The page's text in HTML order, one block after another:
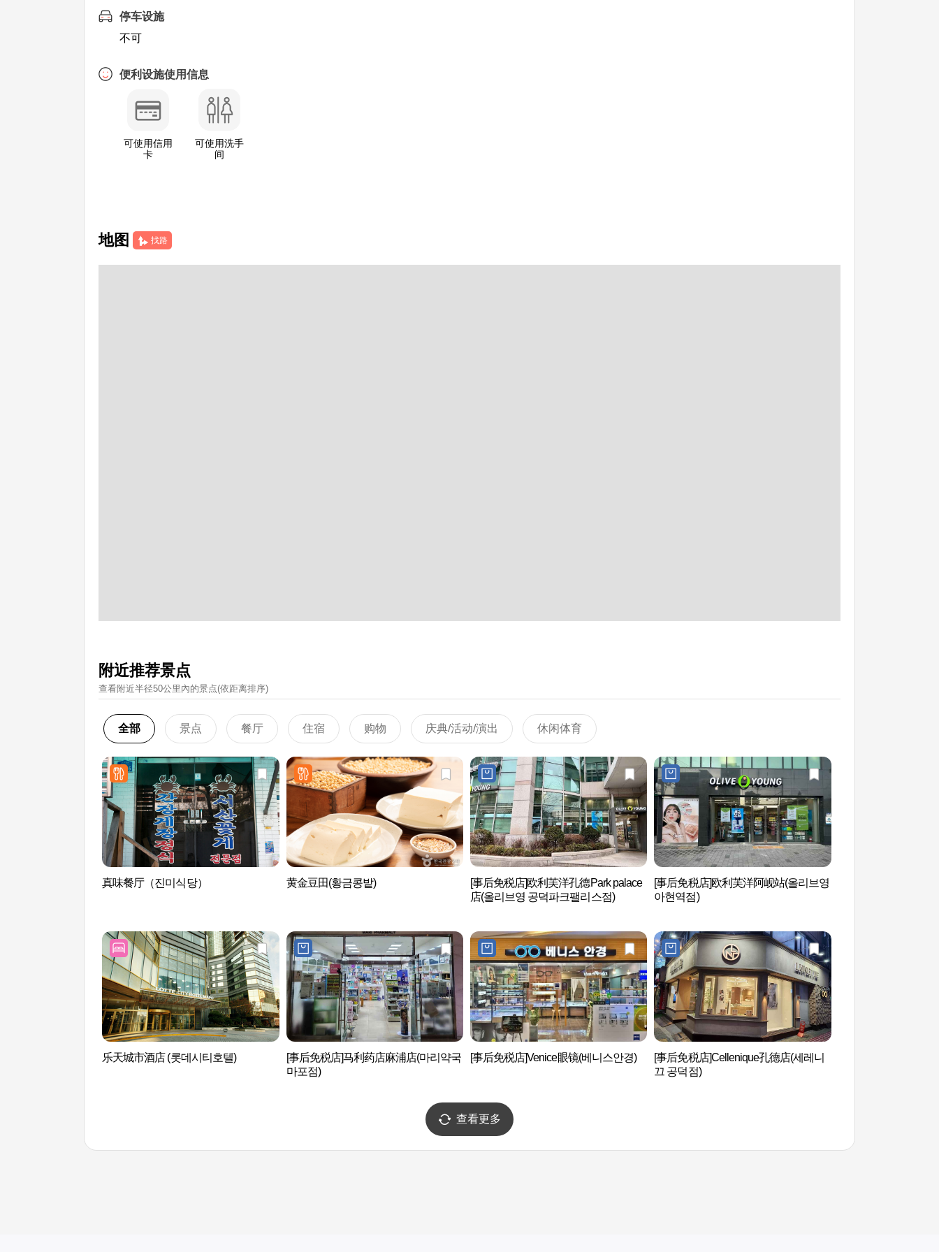
停车设施
不可
便利设施使用信息
可使用信用
卡
可使用洗手
间
地图 找路
附近推荐景点
查看附近半径50公里內的景点(依距离排序)
全部 景点 餐厅 住宿 购物 庆典/活动/演出 休闲体育
真味餐厅（진미식당） 黄金豆田(황금콩밭)
[事后免税店]欧利芙洋孔德Park palace
店(올리브영 공덕파크팰리스점)
[事后免税店]欧利芙洋阿岘站(올리브영
아현역점)
乐天城市酒店 (롯데시티호텔)
[事后免税店]马利药店麻浦店(마리약국
마포점)
[事后免税店]Venice眼镜(베니스안경)
[事后免税店]Cellenique孔德店(세레니
끄 공덕점)
查看更多